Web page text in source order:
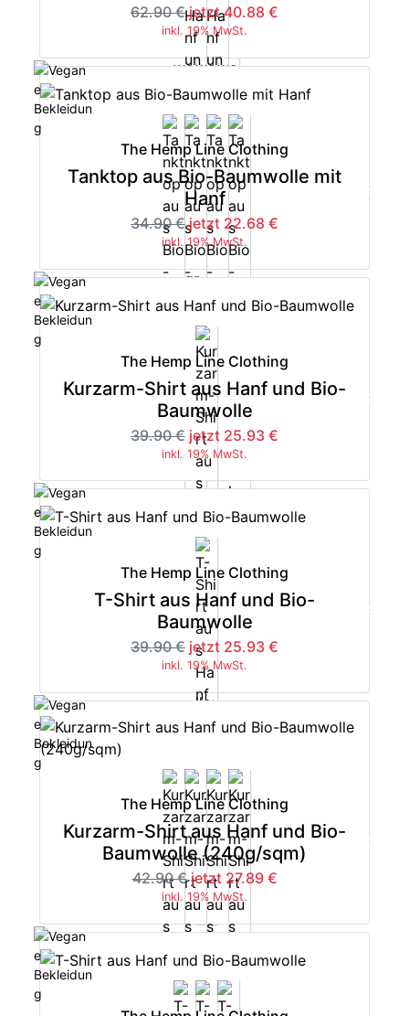
62.90 € jetzt 40.88 €
inkl. 19% MwSt.
The Hemp Line Clothing
Tanktop aus Bio-Baumwolle mit
Hanf
34.90 € jetzt 22.68 €
inkl. 19% MwSt.
-35%
The Hemp Line Clothing
Kurzarm-Shirt aus Hanf und Bio-
Baumwolle
39.90 € jetzt 25.93 €
inkl. 19% MwSt.
-35%
The Hemp Line Clothing
T-Shirt aus Hanf und Bio-
Baumwolle
39.90 € jetzt 25.93 €
inkl. 19% MwSt.
-35%
The Hemp Line Clothing
Kurzarm-Shirt aus Hanf und Bio-
Baumwolle (240g/sqm)
42.90 € jetzt 27.89 €
inkl. 19% MwSt.
-35%